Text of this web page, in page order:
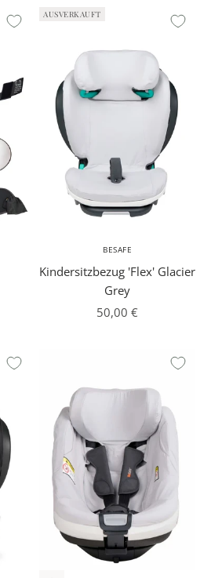
AUSVERKAUFT
BESAFE
Kindersitzbezug 'Flex' Glacier
Grey
Angebot
50,00 €